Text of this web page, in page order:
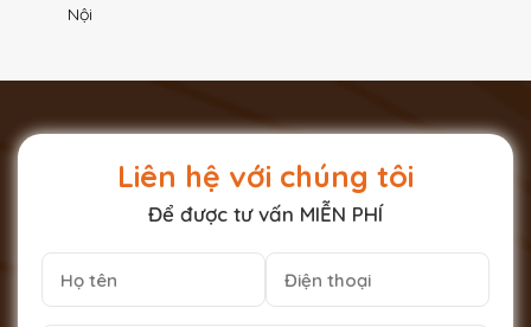
Nội
Liên hệ với chúng tôi
Để được tư vấn MIỄN PHÍ